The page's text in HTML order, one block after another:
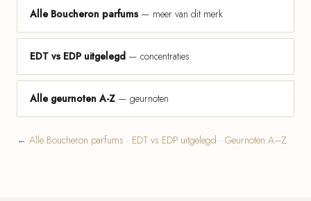
Alle Boucheron parfums — meer van dit merk
EDT vs EDP uitgelegd — concentraties
Alle geurnoten A-Z — geurnoten
← Alle Boucheron parfums · EDT vs EDP uitgelegd · Geurnoten A–Z